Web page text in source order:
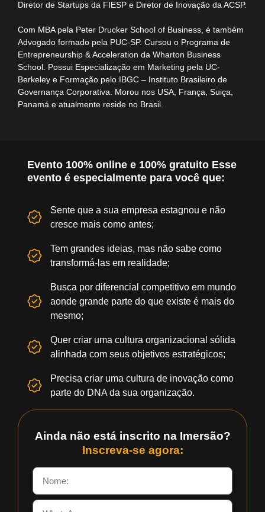
Diretor de Startups da FIESP e Diretor de Inovação da ACSP.
Com MBA pela Peter Drucker School of Business, é também
Advogado formado pela PUC-SP. Cursou o Programa de
Entrepreneurship & Acceleration da Wharton Business
School. Possui Especialização em Marketing pela UC-
Berkeley e Formação pelo IBGC – Instituto Brasileiro de
Governança Corporativa. Morou nos USA, França, Suiça,
Panamá e atualmente reside no Brasil.
Evento 100% online e 100% gratuito Esse
evento é especialmente para você que:
Sente que a sua empresa estagnou e não
cresce mais como antes;
Tem grandes ideias, mas não sabe como
transformá-las em realidade;
Busca por diferencial competitivo em mundo
aonde grande parte do que existe é mais do
mesmo;
Quer criar uma cultura organizacional sólida
alinhada com seus objetivos estratégicos;
Precisa criar uma cultura de inovação como
parte do DNA da sua organização.
Ainda não está inscrito na Imersão?
Inscreva-se agora: